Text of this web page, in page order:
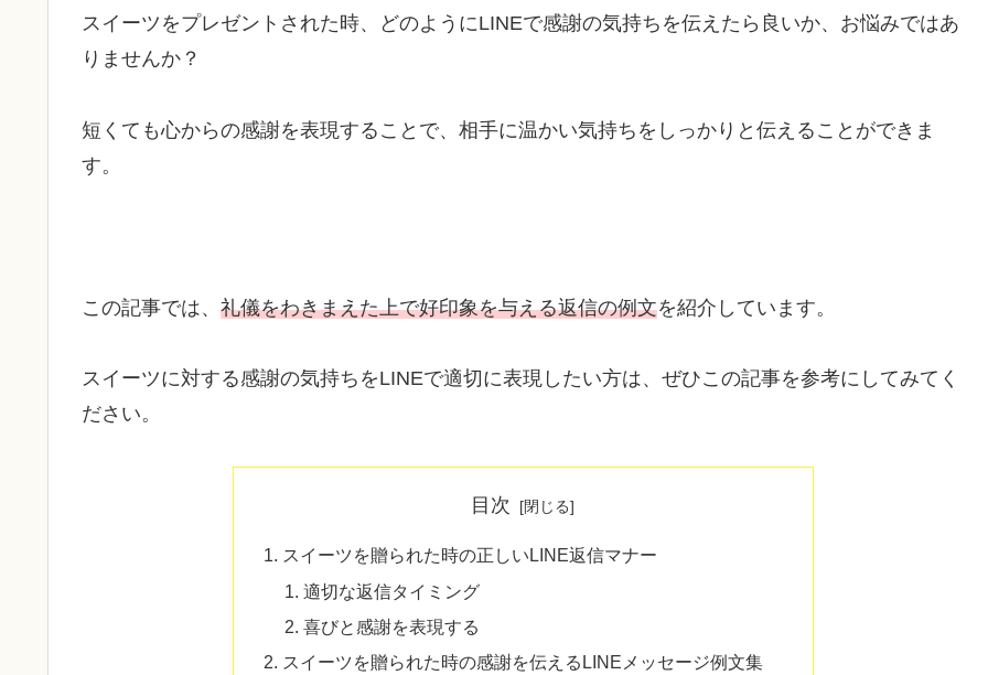
スイーツをプレゼントされた時、どのようにLINEで感謝の気持ちを伝えたら良いか、お悩みではあ
りませんか？
短くても心からの感謝を表現することで、相手に温かい気持ちをしっかりと伝えることができま
す。
この記事では、 礼儀をわきまえた上で好印象を与える返信の例文を紹介しています。
スイーツに対する感謝の気持ちをLINEで適切に表現したい方は、ぜひこの記事を参考にしてみてく
ださい。
目次
スイーツを贈られた時の正しいLINE返信マナー
適切な返信タイミング
喜びと感謝を表現する
スイーツを贈られた時の感謝を伝えるLINEメッセージ例文集